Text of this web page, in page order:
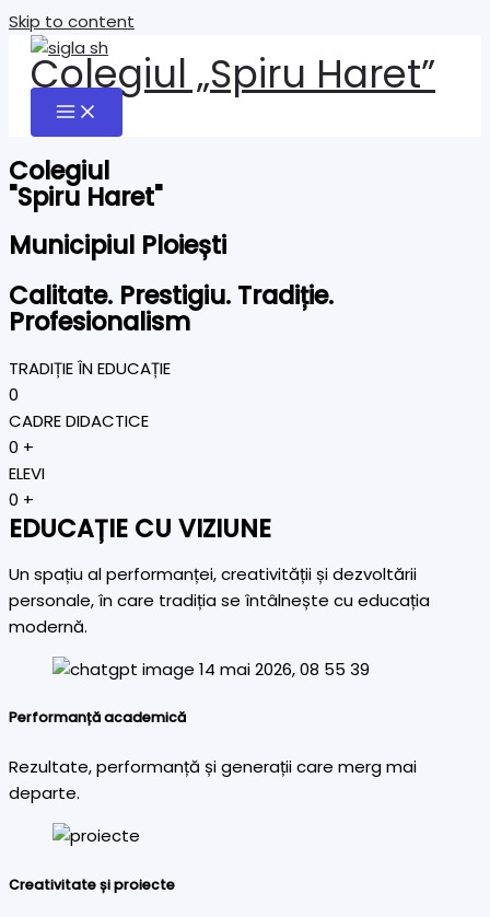
Skip to content
Colegiul „Spiru Haret”
Colegiul
"Spiru Haret"
Municipiul Ploiești
Calitate. Prestigiu. Tradiție.
Profesionalism
TRADIȚIE ÎN EDUCAȚIE
0
CADRE DIDACTICE
0 +
ELEVI
0 +
EDUCAȚIE CU VIZIUNE
Un spațiu al performanței, creativității și dezvoltării
personale, în care tradiția se întâlnește cu educația
modernă.
Performanță academică
Rezultate, performanță și generații care merg mai
departe.
Creativitate și proiecte